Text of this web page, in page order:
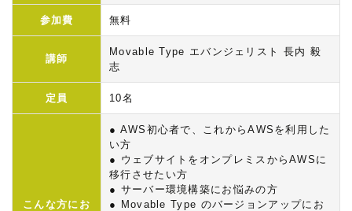
参加費 無料
講師
Movable Type エバンジェリスト 長内 毅
志
定員 10名
こんな方にお
● AWS初心者で、これからAWSを利用した
い方
● ウェブサイトをオンプレミスからAWSに
移行させたい方
● サーバー環境構築にお悩みの方
● Movable Type のバージョンアップにお